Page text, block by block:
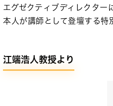
エグゼクティブディレクター
本人が講師として登壇する特
江端浩人教授より